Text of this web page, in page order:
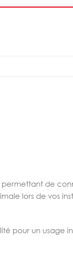
permettant de
lors de vos
pour un usage